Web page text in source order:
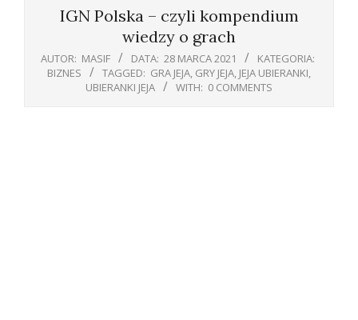
IGN Polska – czyli kompendium
wiedzy o grach
AUTOR: MASIF DATA: 28 MARCA 2021
KATEGORIA:
BIZNES
TAGGED: GRA JEJA, GRY JEJA, JEJA UBIERANKI,
UBIERANKI JEJA
WITH: 0 COMMENTS